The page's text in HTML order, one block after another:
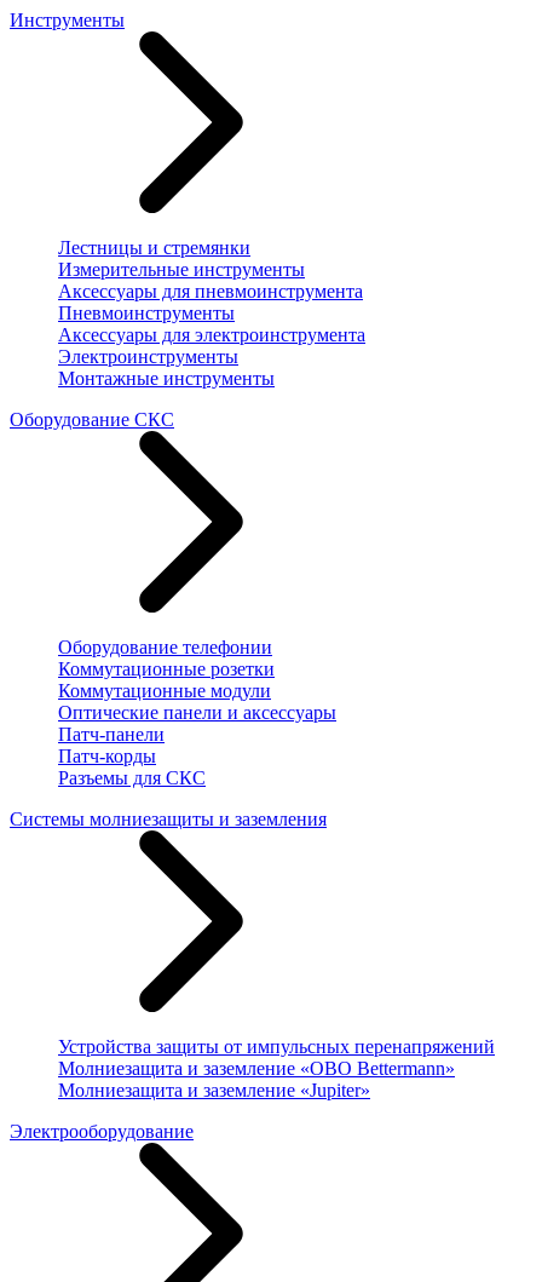
Инструменты
Лестницы и стремянки
Измерительные инструменты
Аксессуары для пневмоинструмента
Пневмоинструменты
Аксессуары для электроинструмента
Электроинструменты
Монтажные инструменты
Оборудование СКС
Оборудование телефонии
Коммутационные розетки
Коммутационные модули
Оптические панели и аксессуары
Патч-панели
Патч-корды
Разъемы для СКС
Системы молниезащиты и заземления
Устройства защиты от импульсных перенапряжений
Молниезащита и заземление «OBO Bettermann»
Молниезащита и заземление «Jupiter»
Электрооборудование